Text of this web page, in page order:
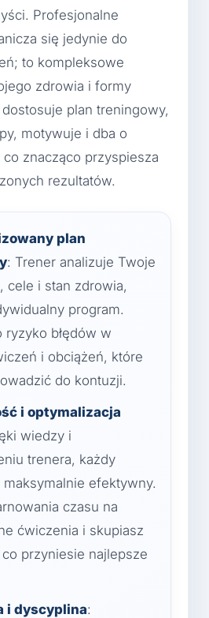
Profesjonalne
się jedynie do
to kompleksowe
zdrowia i formy
plan treningowy,
motywuje i dba o
znacząco przyspiesza
rezultatów.
plan
: Trener analizuje Twoje
cele i stan zdrowia,
program.
ryzyko błędów w
i obciążeń, które
do kontuzji.
i optymalizacja
wiedzy i
trenera, każdy
efektywny.
czasu na
ćwiczenia i skupiasz
przyniesie najlepsze
i dyscyplina: